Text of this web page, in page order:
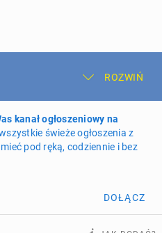
ROZWIŃ
Moje ogłoszenia
ogłoszeń
ogłoszeń online
kanał ogłoszeniowy na
świeże ogłoszenia z
pod ręką, codziennie i bez
DOŁĄCZ